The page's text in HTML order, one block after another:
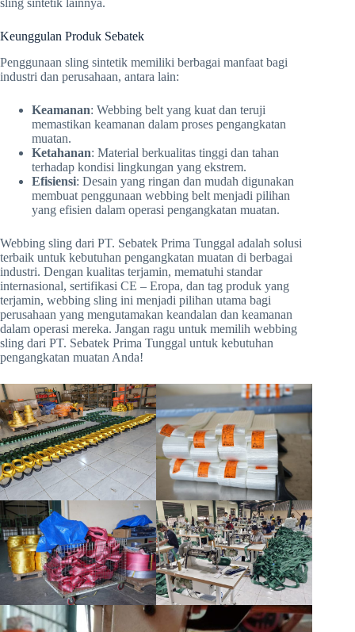
Keunggulan Produk Sebatek
Penggunaan sling sintetik memiliki berbagai manfaat bagi
industri dan perusahaan, antara lain:
Keamanan: Webbing belt yang kuat dan teruji
memastikan keamanan dalam proses pengangkatan
muatan.
Ketahanan: Material berkualitas tinggi dan tahan
terhadap kondisi lingkungan yang ekstrem.
Efisiensi: Desain yang ringan dan mudah digunakan
membuat penggunaan webbing belt menjadi pilihan
yang efisien dalam operasi pengangkatan muatan.
Webbing sling dari PT. Sebatek Prima Tunggal adalah solusi
terbaik untuk kebutuhan pengangkatan muatan di berbagai
industri. Dengan kualitas terjamin, mematuhi standar
internasional, sertifikasi CE – Eropa, dan tag produk yang
terjamin, webbing sling ini menjadi pilihan utama bagi
perusahaan yang mengutamakan keandalan dan keamanan
dalam operasi mereka. Jangan ragu untuk memilih webbing
sling dari PT. Sebatek Prima Tunggal untuk kebutuhan
pengangkatan muatan Anda!